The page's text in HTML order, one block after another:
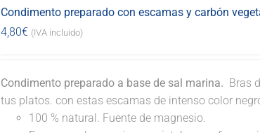
Condimento preparado con escamas y carbón
4,80€ (IVA incluido)
Condimento preparado a base de sal marina. Bras
tus platos. con estas escamas de intenso color
100 % natural. Fuente de magnesio.